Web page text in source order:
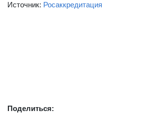
Источник: Росаккредитация
Поделиться: